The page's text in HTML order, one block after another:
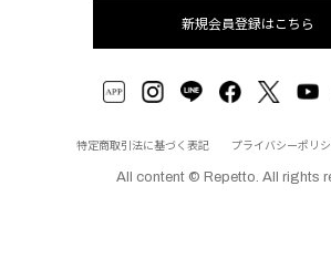
新規会員登録はこちら
特定商取引法に基づく表記 プライバシーポリ
All content © Repetto. All rights